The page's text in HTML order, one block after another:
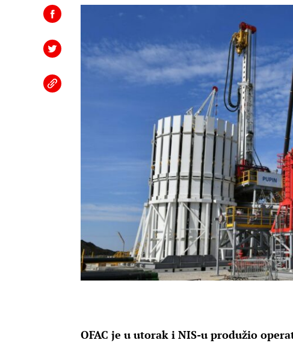
OFAC je u utorak i NIS-u produžio